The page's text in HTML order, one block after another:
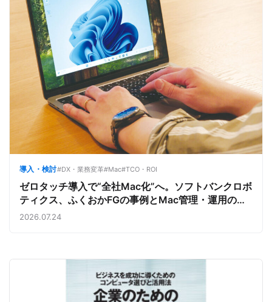
導入・検討#DX・業務変革#Mac#TCO・ROI
ゼロタッチ導入で“全社Mac化”へ。ソフトバンクロボ
ティクス、ふくおかFGの事例とMac管理・運用の強
み【今週のAppleビジネストレンド】
2026.07.24